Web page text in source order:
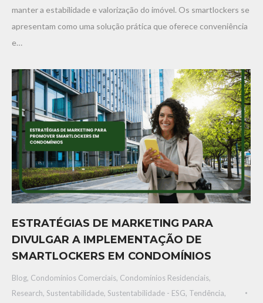
manter a estabilidade e valorização do imóvel. Os smartlockers se
apresentam como uma solução prática que oferece conveniência
e…
ESTRATÉGIAS DE MARKETING PARA
DIVULGAR A IMPLEMENTAÇÃO DE
SMARTLOCKERS EM CONDOMÍNIOS
Blog, Condomínios Comerciais, Condomínios Residenciais,
Research, Sustentabilidade, Sustentabilidade - ESG, Tendência,